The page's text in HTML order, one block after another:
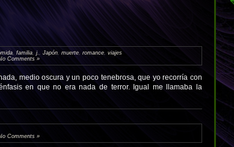
familia j. Japón muerte romance viajes
Comments »
medio oscura y un poco tenebrosa, que yo recorría con
en que no era nada de terror. Igual me llamaba la
Comments »